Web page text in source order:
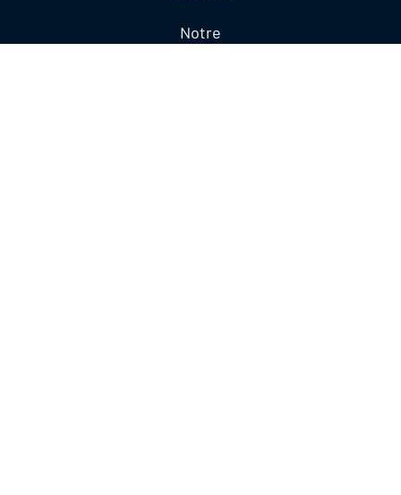
Notre